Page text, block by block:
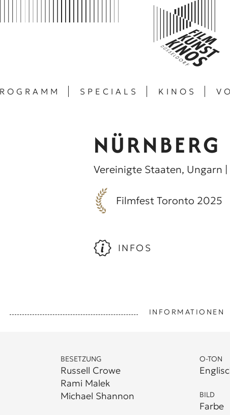
SPECIALS KINOS
NÜRNBERG
Vereinigte Staaten, Ungarn
Filmfest Toronto 2025
INFOS
INFORMATIONEN
BESETZUNG
Russell Crowe
Rami Malek
Michael Shannon
O-TON
BILD
Farbe